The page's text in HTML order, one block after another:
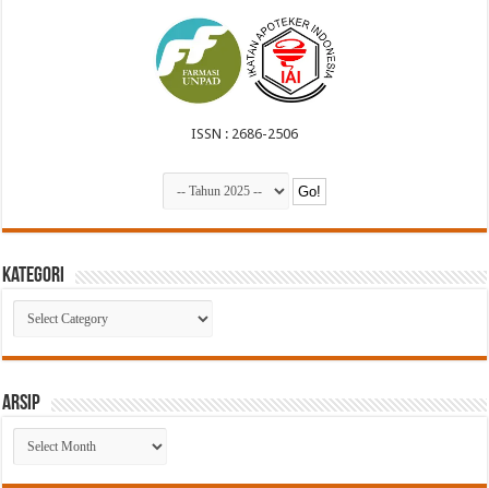
ISSN : 2686-2506
Kategori
Kategori
Arsip
Arsip